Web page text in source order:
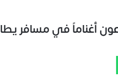
أغناماً في مسافر يطا